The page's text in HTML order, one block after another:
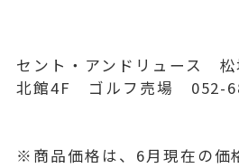
セント・アンドリュース 松
北館4F ゴルフ売場 052-
※商品価格は、6月現在の価